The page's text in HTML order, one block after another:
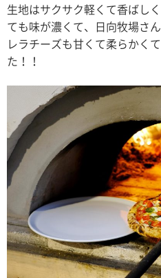
生地はサクサク軽くて香ばし
ても味が濃くて、日向牧場さ
レラチーズも甘くて柔らかく
た！！